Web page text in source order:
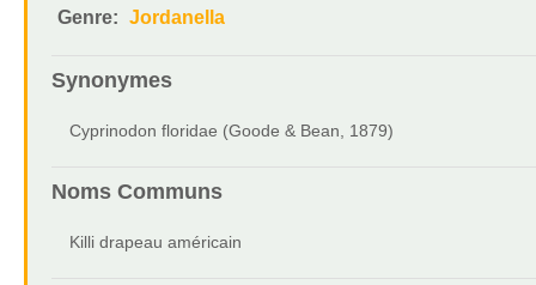
Genre: Jordanella
Synonymes
Cyprinodon floridae (Goode & Bean, 1879)
Noms Communs
Killi drapeau américain